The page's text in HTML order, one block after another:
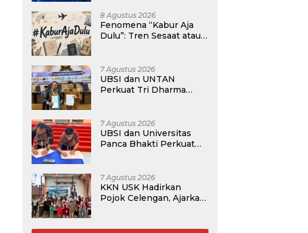
Kompetitif di Era Digital
8 Agustus 2026
Fenomena “Kabur Aja
Dulu”: Tren Sesaat atau
Depan?
7 Agustus 2026
UBSI dan UNTAN
Perkuat Tri Dharma
7 Agustus 2026
UBSI dan Universitas
Panca Bhakti Perkuat
7 Agustus 2026
KKN USK Hadirkan
Pojok Celengan, Ajarkan